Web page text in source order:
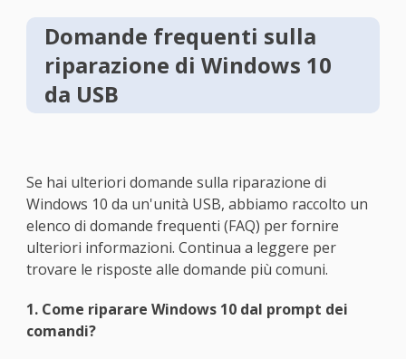
Domande frequenti sulla
riparazione di Windows 10
da USB
Se hai ulteriori domande sulla riparazione di
Windows 10 da un'unità USB, abbiamo raccolto un
elenco di domande frequenti (FAQ) per fornire
ulteriori informazioni. Continua a leggere per
trovare le risposte alle domande più comuni.
1. Come riparare Windows 10 dal prompt dei
comandi?